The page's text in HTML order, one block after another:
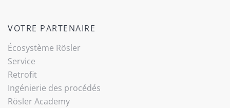
VOTRE PARTENAIRE
Écosystème Rösler
Service
Retrofit
Ingénierie des procédés
Rösler Academy